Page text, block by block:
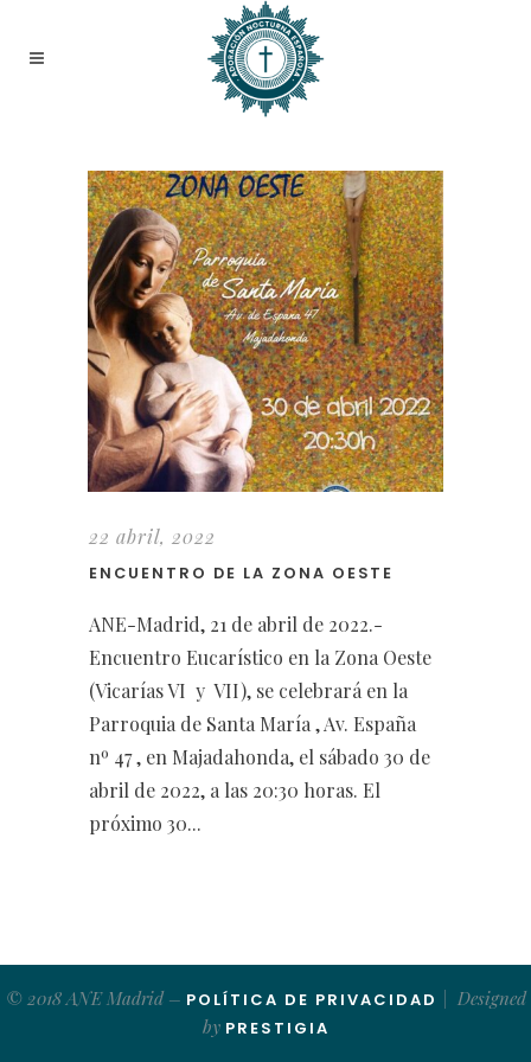
22 abril, 2022
ENCUENTRO DE LA ZONA OESTE
ANE-Madrid, 21 de abril de 2022.-
Encuentro Eucarístico en la Zona Oeste
(Vicarías VI y VII), se celebrará en la
Parroquia de Santa María , Av. España
nº 47 , en Majadahonda, el sábado 30 de
abril de 2022, a las 20:30 horas. El
próximo 30...
© 2018 ANE Madrid – POLÍTICA DE PRIVACIDAD
| Designed
by PRESTIGIA